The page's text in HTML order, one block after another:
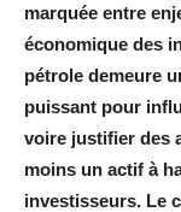
marquée entre
économique des
pétrole demeure
puissant pour
voire justifier des
moins un actif à
investisseurs. Le